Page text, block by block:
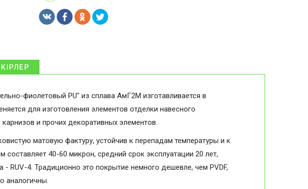
фиолетовый PU" из сплава АмГ2М изготавливается в
для изготовления элементов отделки навесного
и прочих декоративных элементов.
матовую фактуру, устойчив к перепадам температуры и к
составляет 40-60 микрон, средний срок эксплуатации 20 лет,
- RUV-4. Традиционно это покрытие немного дешевле, чем PVDF,
аналогичны.